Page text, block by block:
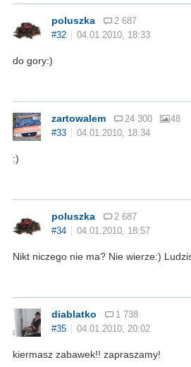
poluszka
2 687
#32
04.01.2010, 18:33
do gory:)
zartowalem 24 300
48
#33
04.01.2010, 18:34
:)
poluszka
2 687
#34
04.01.2010, 18:57
Nikt niczego nie ma? Nie wierze:)
diablatko
1 738
#35
04.01.2010, 20:02
kiermasz zabawek!! zapraszamy!